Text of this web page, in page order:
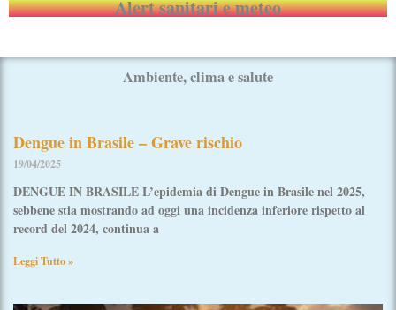
Alert sanitari e meteo
Ambiente, clima e salute
Dengue in Brasile – Grave rischio
19/04/2025
DENGUE IN BRASILE L’epidemia di Dengue in Brasile nel 2025,
sebbene stia mostrando ad oggi una incidenza inferiore rispetto al
record del 2024, continua a
Leggi Tutto »